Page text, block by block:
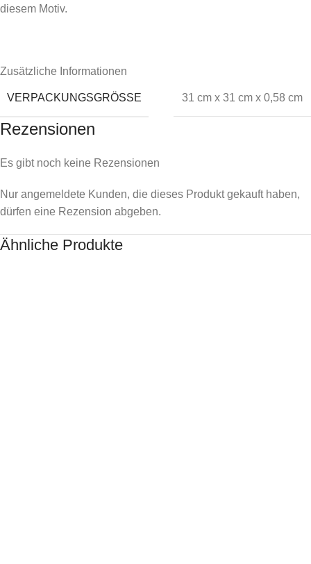
diesem Motiv.
Zusätzliche Informationen
VERPACKUNGSGRÖSSE 31 cm x 31 cm x 0,58 cm
Rezensionen
Es gibt noch keine Rezensionen
Nur angemeldete Kunden, die dieses Produkt gekauft haben,
dürfen eine Rezension abgeben.
Ähnliche Produkte